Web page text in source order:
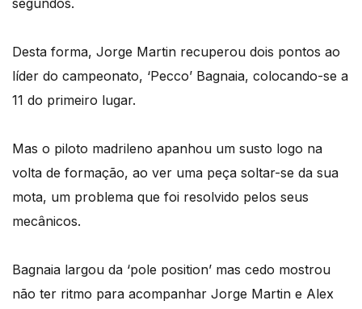
segundos.
Desta forma, Jorge Martin recuperou dois pontos ao
líder do campeonato, ‘Pecco’ Bagnaia, colocando-se a
11 do primeiro lugar.
Mas o piloto madrileno apanhou um susto logo na
volta de formação, ao ver uma peça soltar-se da sua
mota, um problema que foi resolvido pelos seus
mecânicos.
Bagnaia largou da ‘pole position’ mas cedo mostrou
não ter ritmo para acompanhar Jorge Martin e Alex